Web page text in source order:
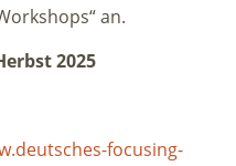
an.
2025
focusing-